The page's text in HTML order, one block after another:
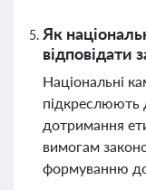
Як
відповідати
Національні
підкреслюють
дотримання
вимогам
формуванню